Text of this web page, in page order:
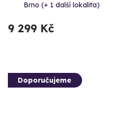
Brno (+ 1 další lokalita)
9 299 Kč
Doporučujeme